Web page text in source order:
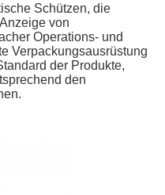
Schützen, die
von
Operations- und
Verpackungsausrüstung
der Produkte,
den